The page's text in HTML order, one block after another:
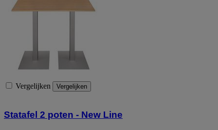
Vergelijken Vergelijken
Statafel 2 poten - New Line